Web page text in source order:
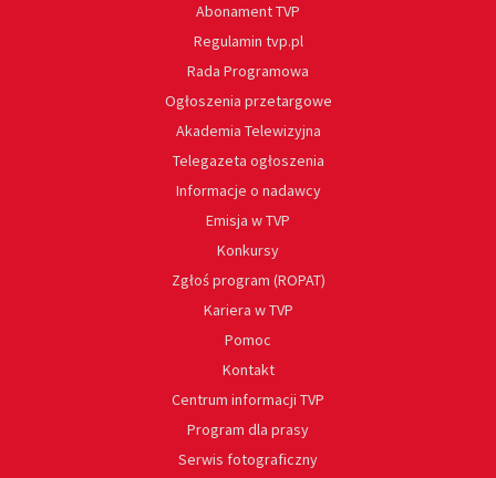
Abonament TVP
Regulamin tvp.pl
Rada Programowa
Ogłoszenia przetargowe
Akademia Telewizyjna
Telegazeta ogłoszenia
Informacje o nadawcy
Emisja w TVP
Konkursy
Zgłoś program (ROPAT)
Kariera w TVP
Pomoc
Kontakt
Centrum informacji TVP
Program dla prasy
Serwis fotograficzny